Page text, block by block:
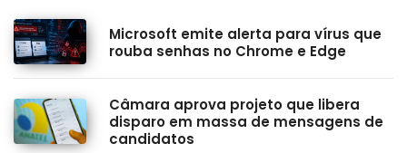
Microsoft emite alerta para vírus que
rouba senhas no Chrome e Edge
Câmara aprova projeto que libera
disparo em massa de mensagens de
candidatos